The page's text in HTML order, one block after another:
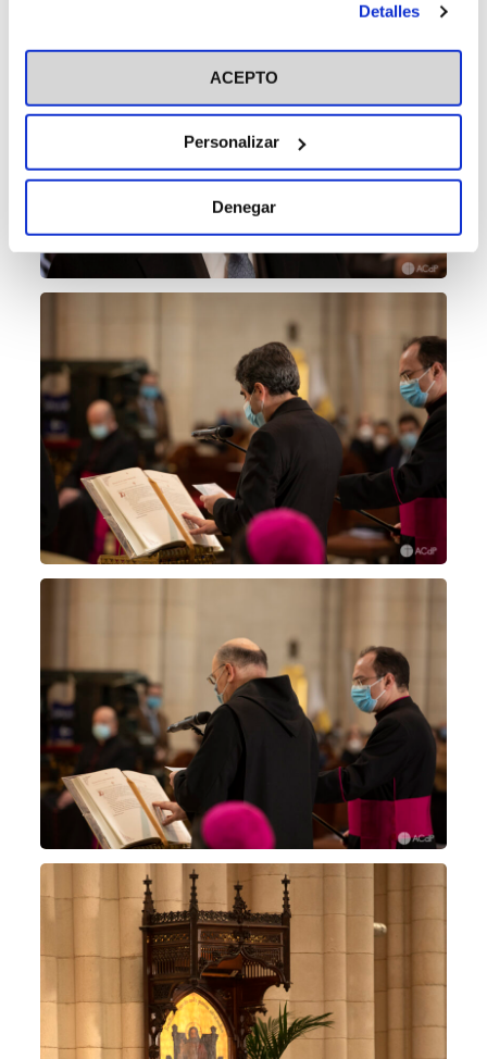
en el botón "Personalizar". Para más información puedes
visitar nuestra Política de Cookies
Detalles
ACEPTO
Personalizar
Denegar